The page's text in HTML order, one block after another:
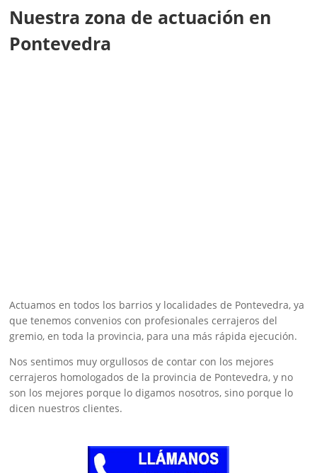
Nuestra zona de actuación en
Pontevedra
Actuamos en todos los barrios y localidades de Pontevedra, ya
que tenemos convenios con profesionales cerrajeros del
gremio, en toda la provincia, para una más rápida ejecución.
Nos sentimos muy orgullosos de contar con los mejores
cerrajeros homologados de la provincia de Pontevedra, y no
son los mejores porque lo digamos nosotros, sino porque lo
dicen nuestros clientes.